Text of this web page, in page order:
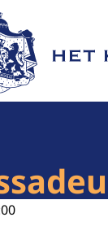
homepage van